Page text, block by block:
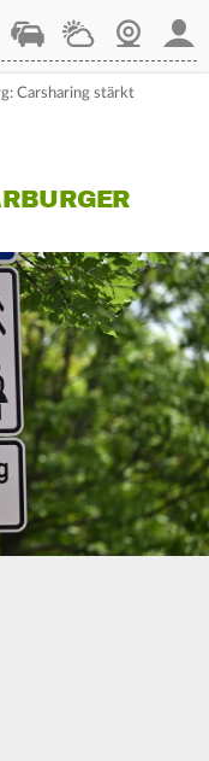
StaupilotWetterWebcam
Carsharing stärkt